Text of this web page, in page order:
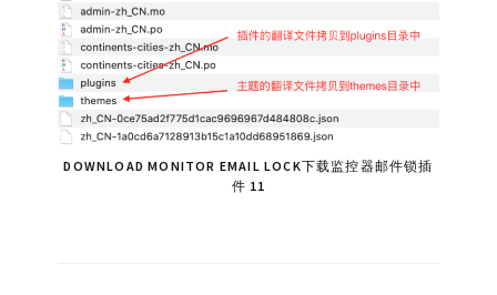
DOWNLOAD MONITOR EMAIL LOCK下载监控器邮件锁插
件 11